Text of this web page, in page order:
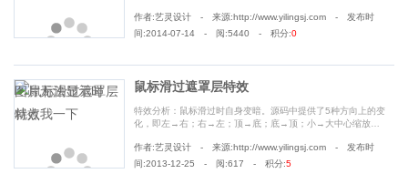
作者:艺灵设计 - 来源:http://www.yilingsj.com - 发布时
间:2014-07-14 - 阅:5440 - 积分:0
鼠标滑过遮罩层特效
特效分析：鼠标滑过时自身变暗。源码中提供了5种方向上的变
化，即左→右；右→左；顶→底；底→顶；小→大中心缩放。
作者:艺灵设计 - 来源:http://www.yilingsj.com - 发布时
间:2013-12-25 - 阅:617 - 积分:5